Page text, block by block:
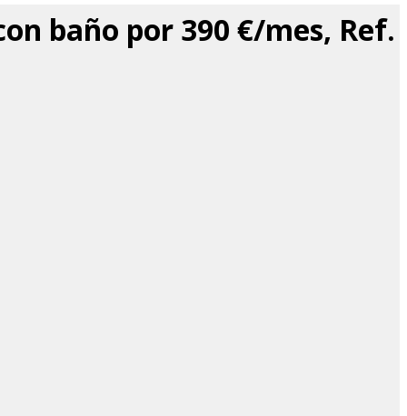
baño por 390 €/mes, Ref.